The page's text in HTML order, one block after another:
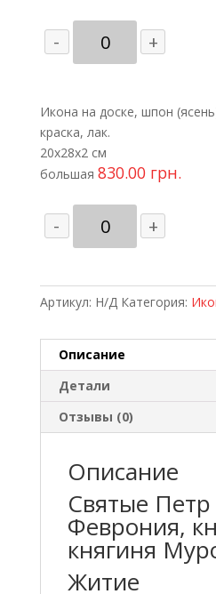
-
Количество
товара
и
Феврония
с
голубем
+
Икона на доске, шпон
краска, лак.
20х28х2 см
большая 830.00 грн.
-
Количество
товара
Феврония
с
голубем
+
Артикул: Н/Д Категория:
Описание
Детали
Отзывы (0)
Описание
Святые
Феврония,
княгиня
Житие